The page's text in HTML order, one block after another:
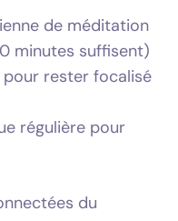
de méditation
minutes suffisent)
pour rester focalisé
régulière pour
du